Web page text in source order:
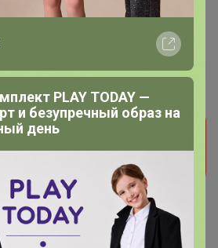
на молнии с ручкой,
чёрная
Орг. 38,7р
этот лот временно
организатором. Поставьте отметку
мы обязательно сообщим как
доступен!
что ознакомлены с
соглашаетесь с договором оферты
PLAY TODAY —
и безупречный образ на
день